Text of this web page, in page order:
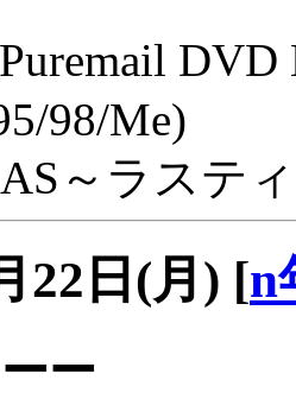
DVD
98/Me)
～ラステ
22日(月) [n
ー